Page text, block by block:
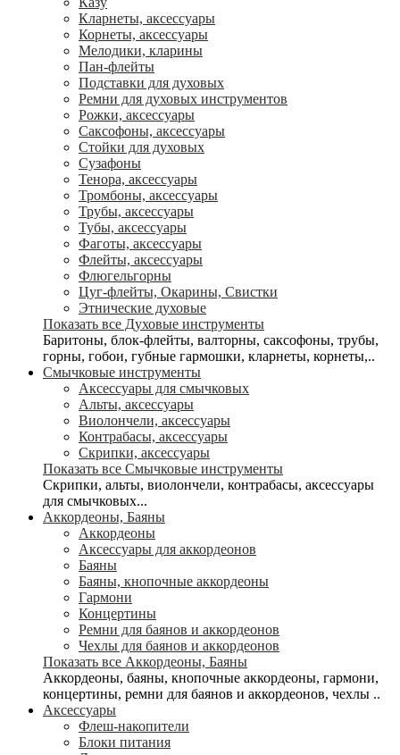
Кларнеты, аксессуары
Корнеты, аксессуары
Мелодики, кларины
Пан-флейты
Подставки для духовых
Ремни для духовых инструментов
Рожки, аксессуары
Саксофоны, аксессуары
Стойки для духовых
Сузафоны
Тенора, аксессуары
Тромбоны, аксессуары
Трубы, аксессуары
Тубы, аксессуары
Фаготы, аксессуары
Флейты, аксессуары
Флюгельгорны
Цуг-флейты, Окарины, Свистки
Этнические духовые
Показать все Духовые инструменты
Баритоны, блок-флейты, валторны, саксофоны, трубы,
горны, гобои, губные гармошки, кларнеты, корнеты,..
Смычковые инструменты
Аксессуары для смычковых
Альты, аксессуары
Виолончели, аксессуары
Контрабасы, аксессуары
Скрипки, аксессуары
Показать все Смычковые инструменты
Скрипки, альты, виолончели, контрабасы, аксессуары
для смычковых...
Аккордеоны, Баяны
Аккордеоны
Аксессуары для аккордеонов
Баяны
Баяны, кнопочные аккордеоны
Гармони
Концертины
Ремни для баянов и аккордеонов
Чехлы для баянов и аккордеонов
Показать все Аккордеоны, Баяны
Аккордеоны, баяны, кнопочные аккордеоны, гармони,
концертины, ремни для баянов и аккордеонов, чехлы ..
Аксессуары
Флеш-накопители
Блоки питания